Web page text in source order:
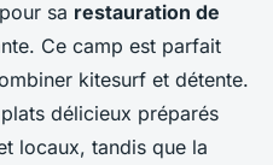
sa restauration de
Ce camp est parfait
kitesurf et détente.
délicieux préparés
locaux, tandis que la